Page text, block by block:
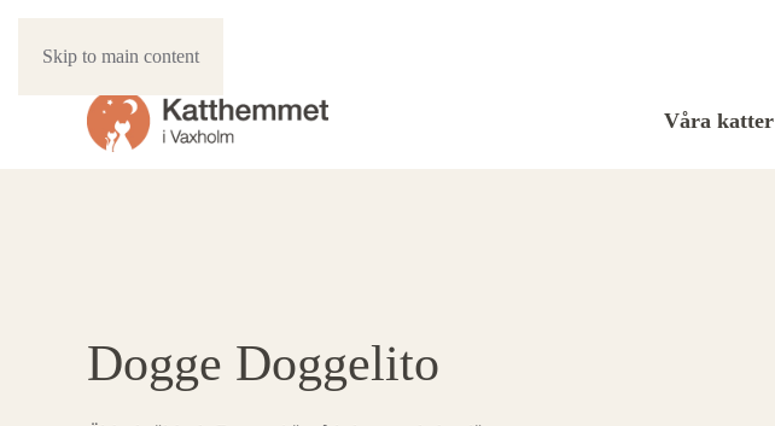
Skip to main content
Våra katter
Dogge Doggelito